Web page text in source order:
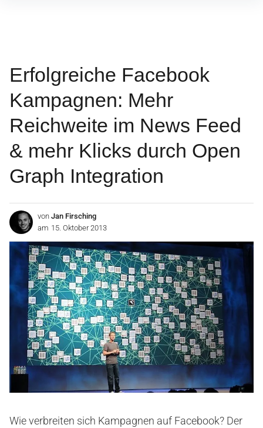
Erfolgreiche Facebook
Kampagnen: Mehr
Reichweite im News Feed
& mehr Klicks durch Open
Graph Integration
von Jan Firsching
am 15. Oktober 2013
Wie verbreiten sich Kampagnen auf Facebook? Der